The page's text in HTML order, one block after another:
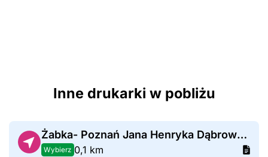
Inne drukarki w pobliżu
Żabka- Poznań Jana Henryka Dąbrowskiego 7
Wybierz 0,1 km